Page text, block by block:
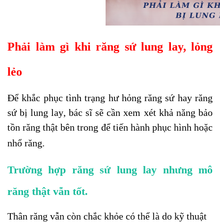
Phải làm gì khi răng sứ lung lay, lỏng
lẻo
Để khắc phục tình trạng hư hỏng răng sứ hay răng
sứ bị lung lay, bác sĩ sẽ cần xem xét khả năng bảo
tồn răng thật bên trong để tiến hành phục hình hoặc
nhổ răng.
Trường hợp răng sứ lung lay nhưng mô
răng thật vẫn tốt.
Thân răng vẫn còn chắc khỏe có thể là do kỹ thuật